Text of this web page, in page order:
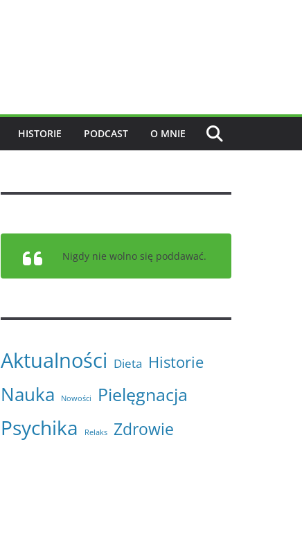
HISTORIE PODCAST O MNIE
Nigdy nie wolno się poddawać.
Aktualności Dieta Historie
Nauka Nowości Pielęgnacja
Psychika Relaks Zdrowie